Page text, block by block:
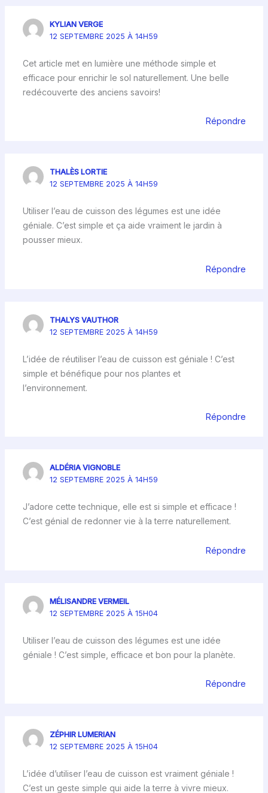
KYLIAN VERGE
12 SEPTEMBRE 2025 À 14H59
Cet article met en lumière une méthode simple et
efficace pour enrichir le sol naturellement. Une belle
redécouverte des anciens savoirs!
Répondre
THALÈS LORTIE
12 SEPTEMBRE 2025 À 14H59
Utiliser l’eau de cuisson des légumes est une idée
géniale. C’est simple et ça aide vraiment le jardin à
pousser mieux.
Répondre
THALYS VAUTHOR
12 SEPTEMBRE 2025 À 14H59
L’idée de réutiliser l’eau de cuisson est géniale ! C’est
simple et bénéfique pour nos plantes et
l’environnement.
Répondre
ALDÉRIA VIGNOBLE
12 SEPTEMBRE 2025 À 14H59
J’adore cette technique, elle est si simple et efficace !
C’est génial de redonner vie à la terre naturellement.
Répondre
MÉLISANDRE VERMEIL
12 SEPTEMBRE 2025 À 15H04
Utiliser l’eau de cuisson des légumes est une idée
géniale ! C’est simple, efficace et bon pour la planète.
Répondre
ZÉPHIR LUMERIAN
12 SEPTEMBRE 2025 À 15H04
L’idée d’utiliser l’eau de cuisson est vraiment géniale !
C’est un geste simple qui aide la terre à vivre mieux.